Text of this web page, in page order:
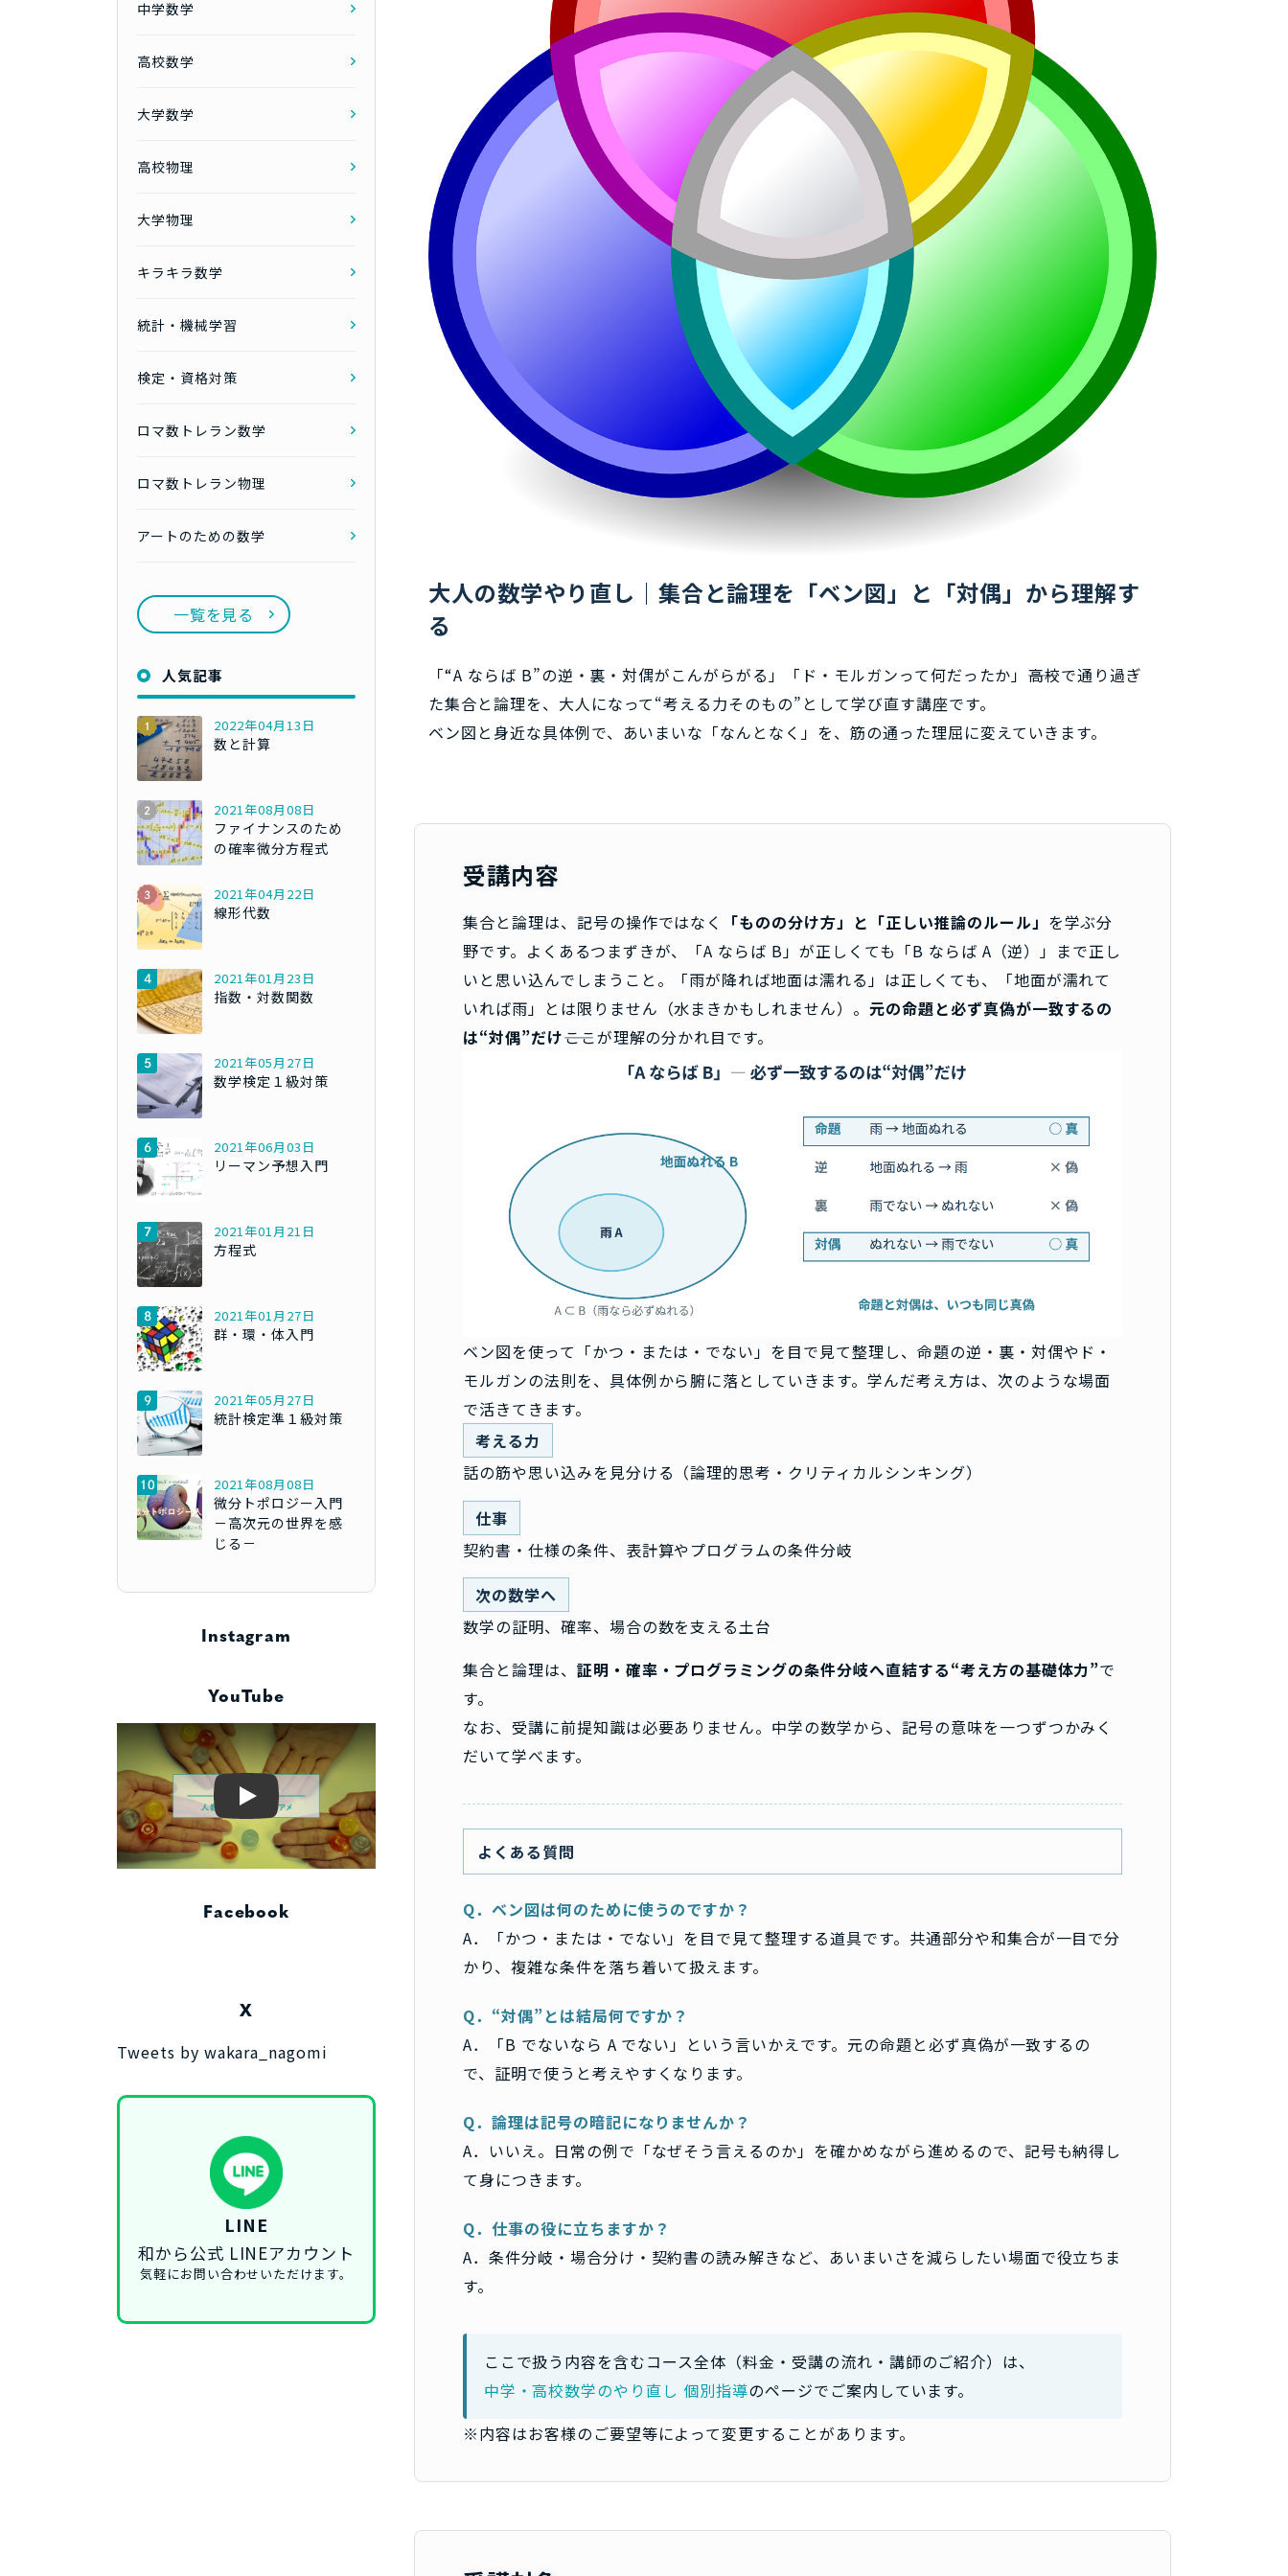
大人の数学やり直し｜集合と論理を「ベン図」と「対偶」から理解す
る
「“A ならば B”の逆・裏・対偶がこんがらがる」「ド・モルガンって何だったか」――高校で通り過ぎ
た集合と論理を、大人になって“考える力そのもの”として学び直す講座です。
ベン図と身近な具体例で、あいまいな「なんとなく」を、筋の通った理屈に変えていきます。
受講内容
集合と論理は、記号の操作ではなく 「ものの分け方」と「正しい推論のルール」 を学ぶ分
野です。よくあるつまずきが、「A ならば B」が正しくても「B ならば A（逆）」まで正し
いと思い込んでしまうこと。「雨が降れば地面は濡れる」は正しくても、「地面が濡れて
いれば雨」とは限りません（水まきかもしれません）。 元の命題と必ず真偽が一致するの
は“対偶”だけ――ここが理解の分かれ目です。
ベン図を使って「かつ・または・でない」を目で見て整理し、命題の逆・裏・対偶やド・
モルガンの法則を、具体例から腑に落としていきます。学んだ考え方は、次のような場面
で活きてきます。
考える力
話の筋や思い込みを見分ける（論理的思考・クリティカルシンキング）
仕事
契約書・仕様の条件、表計算やプログラムの条件分岐
次の数学へ
数学の証明、確率、場合の数を支える土台
集合と論理は、 証明・確率・プログラミングの条件分岐へ直結する“考え方の基礎体力”で
す。
なお、受講に前提知識は必要ありません。中学の数学から、記号の意味を一つずつかみく
だいて学べます。
よくある質問
Q．ベン図は何のために使うのですか？
A．「かつ・または・でない」を目で見て整理する道具です。共通部分や和集合が一目で分
かり、複雑な条件を落ち着いて扱えます。
Q．“対偶”とは結局何ですか？
A．「B でないなら A でない」という言いかえです。元の命題と必ず真偽が一致するの
で、証明で使うと考えやすくなります。
Q．論理は記号の暗記になりませんか？
A．いいえ。日常の例で「なぜそう言えるのか」を確かめながら進めるので、記号も納得し
て身につきます。
Q．仕事の役に立ちますか？
A．条件分岐・場合分け・契約書の読み解きなど、あいまいさを減らしたい場面で役立ちま
す。
ここで扱う内容を含むコース全体（料金・受講の流れ・講師のご紹介）は、
中学・高校数学のやり直し 個別指導のページでご案内しています。
※内容はお客様のご要望等によって変更することがあります。
中学数学
高校数学
大学数学
高校物理
大学物理
キラキラ数学
統計・機械学習
検定・資格対策
ロマ数トレラン数学
ロマ数トレラン物理
アートのための数学
一覧を見る
人気記事
2022年04月13日
数と計算
2021年08月08日
ファイナンスのため
の確率微分方程式
2021年04月22日
線形代数
2021年01月23日
指数・対数関数
2021年05月27日
数学検定１級対策
2021年06月03日
リーマン予想入門
2021年01月21日
方程式
2021年01月27日
群・環・体入門
2021年05月27日
統計検定準１級対策
2021年08月08日
微分トポロジー入門
－高次元の世界を感
じる－
Instagram
YouTube
Play
Facebook
X
Tweets by wakara_nagomi
LINE
和から公式 LINEアカウント
気軽にお問い合わせいただけます。